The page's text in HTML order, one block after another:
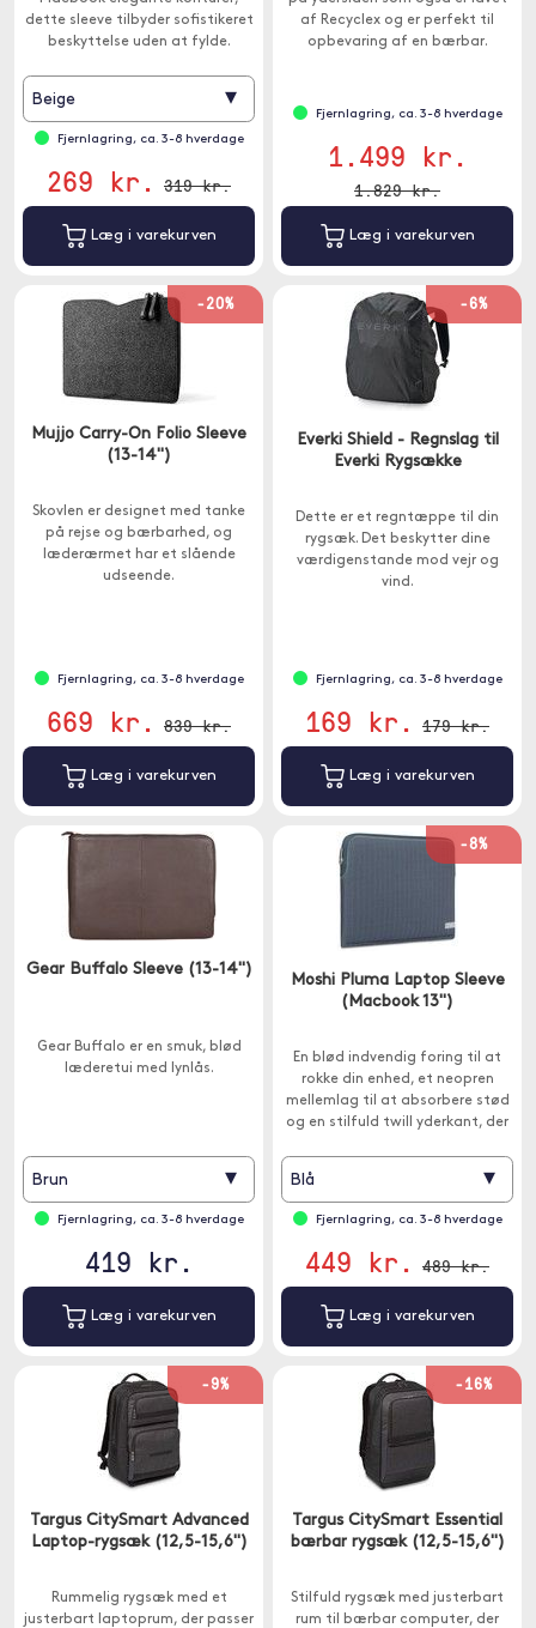
dette sleeve tilbyder sofistikeret
beskyttelse uden at fylde.
Beige ▾
Fjernlagring, ca. 3-8 hverdage
269 kr. 319 kr.
Læg i varekurven
af Recyclex og er perfekt til
opbevaring af en bærbar.
Fjernlagring, ca. 3-8 hverdage
1.499 kr.
1.829 kr.
Læg i varekurven
-20%
Mujjo Carry-On Folio Sleeve
(13-14")
Skovlen er designet med tanke
på rejse og bærbarhed, og
læderærmet har et slående
udseende.
Fjernlagring, ca. 3-8 hverdage
669 kr. 839 kr.
Læg i varekurven
-6%
Everki Shield - Regnslag til
Everki Rygsække
Dette er et regntæppe til din
rygsæk. Det beskytter dine
værdigenstande mod vejr og
vind.
Fjernlagring, ca. 3-8 hverdage
169 kr. 179 kr.
Læg i varekurven
Gear Buffalo Sleeve (13-14")
Gear Buffalo er en smuk, blød
læderetui med lynlås.
Brun ▾
Fjernlagring, ca. 3-8 hverdage
419 kr.
Læg i varekurven
-8%
Moshi Pluma Laptop Sleeve
(Macbook 13")
En blød indvendig foring til at
rokke din enhed, et neopren
mellemlag til at absorbere stød
og en stilfuld twill yderkant, der
Blå ▾
Fjernlagring, ca. 3-8 hverdage
449 kr. 489 kr.
Læg i varekurven
-9%
Targus CitySmart Advanced
Laptop-rygsæk (12,5-15,6")
Rummelig rygsæk med et
justerbart laptoprum, der passer
-16%
Targus CitySmart Essential
bærbar rygsæk (12,5-15,6")
Stilfuld rygsæk med justerbart
rum til bærbar computer, der